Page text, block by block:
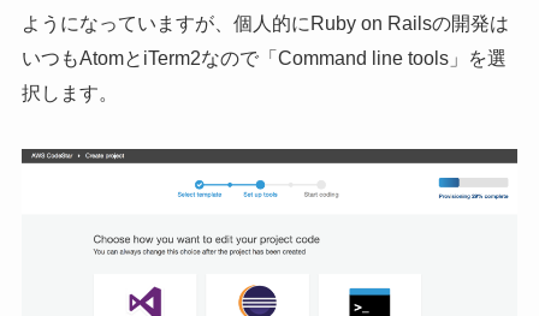
ようになっていますが、個人的にRuby on Railsの開発は
いつもAtomとiTerm2なので「Command line tools」を選
択します。